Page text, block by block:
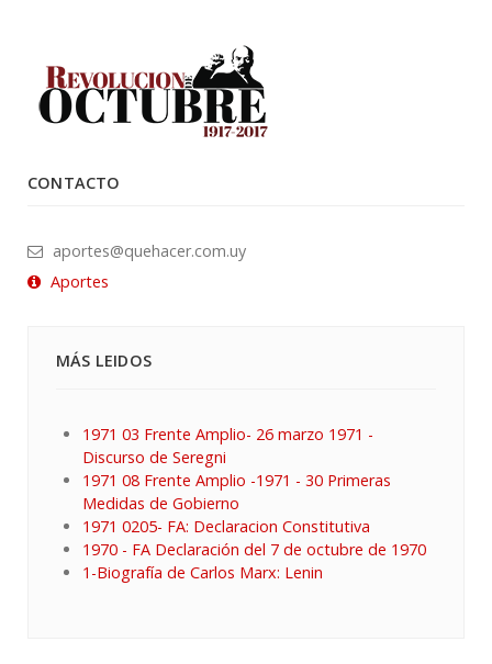
CONTACTO
aportes@quehacer.com.uy
Aportes
MÁS LEIDOS
1971 03 Frente Amplio- 26 marzo 1971 -
Discurso de Seregni
1971 08 Frente Amplio -1971 - 30 Primeras
Medidas de Gobierno
1971 0205- FA: Declaracion Constitutiva
1970 - FA Declaración del 7 de octubre de 1970
1-Biografía de Carlos Marx: Lenin